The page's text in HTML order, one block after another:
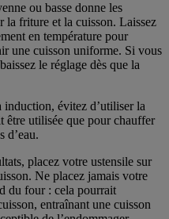
ou basse donne les
la friture et la cuisson. Laissez
en température pour
une cuisson uniforme. Si vous
le réglage dès que la
induction, évitez d’utiliser la
être utilisée que pour chauffer
d’eau.
placez votre ustensile sur
Ne placez jamais votre
du four : cela pourrait
entraînant une cuisson